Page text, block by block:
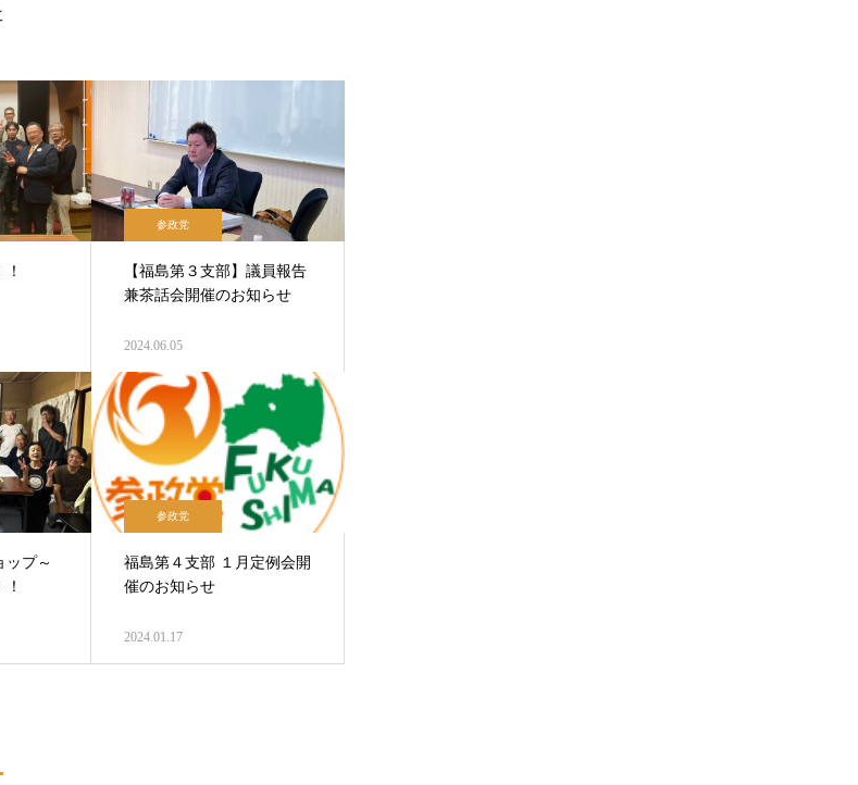
参政党
【福島第３支部】議員報告
兼茶話会開催のお知らせ
2024.06.05
ップ～
参政党
福島第４支部 １月定例会開
催のお知らせ
2024.01.17